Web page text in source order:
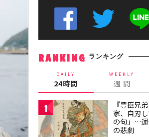
RANKING ランキング
DAILY
24時間
WEEKLY
週 間
1
『豊臣兄
家、自刃
の句」…運
の悲劇